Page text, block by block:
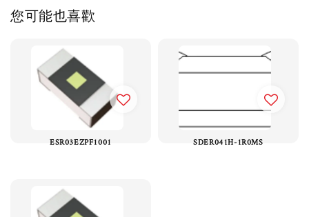
您可能也喜歡
ESR03EZPF1001 SDER041H-1R0MS